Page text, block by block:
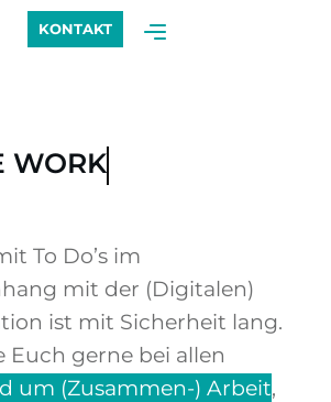
KONTAKT
WORK
To Do’s im
mit der (Digitalen)
ist mit Sicherheit lang.
Euch gerne bei allen
um (Zusammen-) Arbeit,